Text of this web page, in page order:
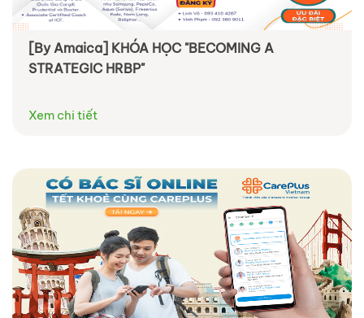
[By Amaica] KHÓA HỌC "BECOMING A
STRATEGIC HRBP"
Xem chi tiết